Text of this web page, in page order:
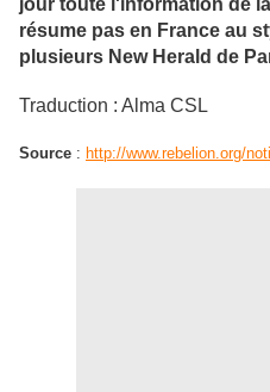
jour toute l'information de
résume pas en France au
plusieurs New Herald de
Traduction : Alma CSL
Source : http://www.rebelion.org/